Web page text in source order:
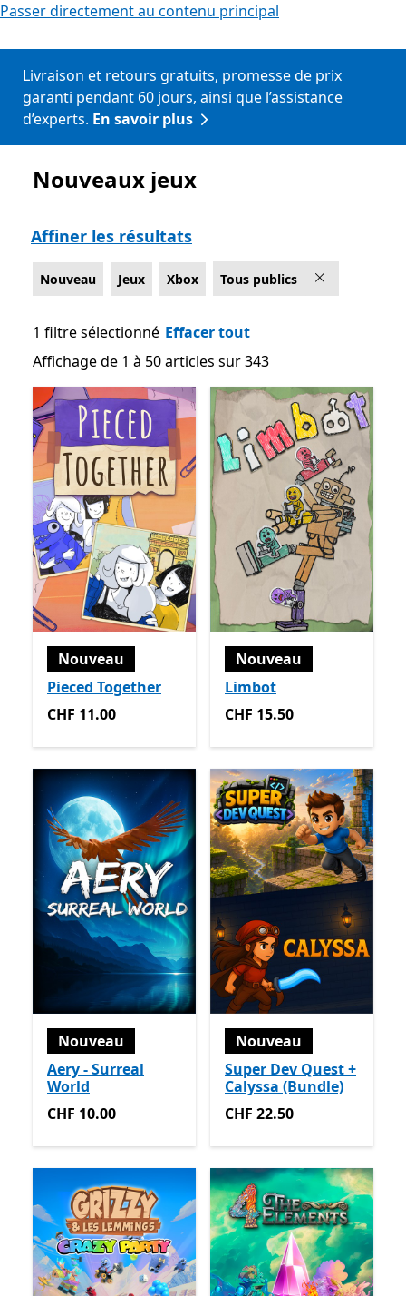
Passer directement au contenu principal
Livraison et retours gratuits, promesse de prix
garanti pendant 60 jours, ainsi que l’assistance
d’experts. En savoir plus
Liste Microsoft.com
Nouveaux jeux
Affiner les résultats
Nouveau Jeux Xbox Tous publics
1 filtre sélectionné Effacer tout
Affichage de 1 à 50 articles sur 343
Affichage de 1 à 50 articles sur 343
Nouveau
Pieced Together
CHF 11.00
CHF 11.00
Nouveau
Limbot
CHF 15.50
CHF 15.50
Nouveau
Aery - Surreal
World
CHF 10.00
CHF 10.00
Nouveau
Super Dev Quest +
Calyssa (Bundle)
CHF 22.50
CHF 22.50